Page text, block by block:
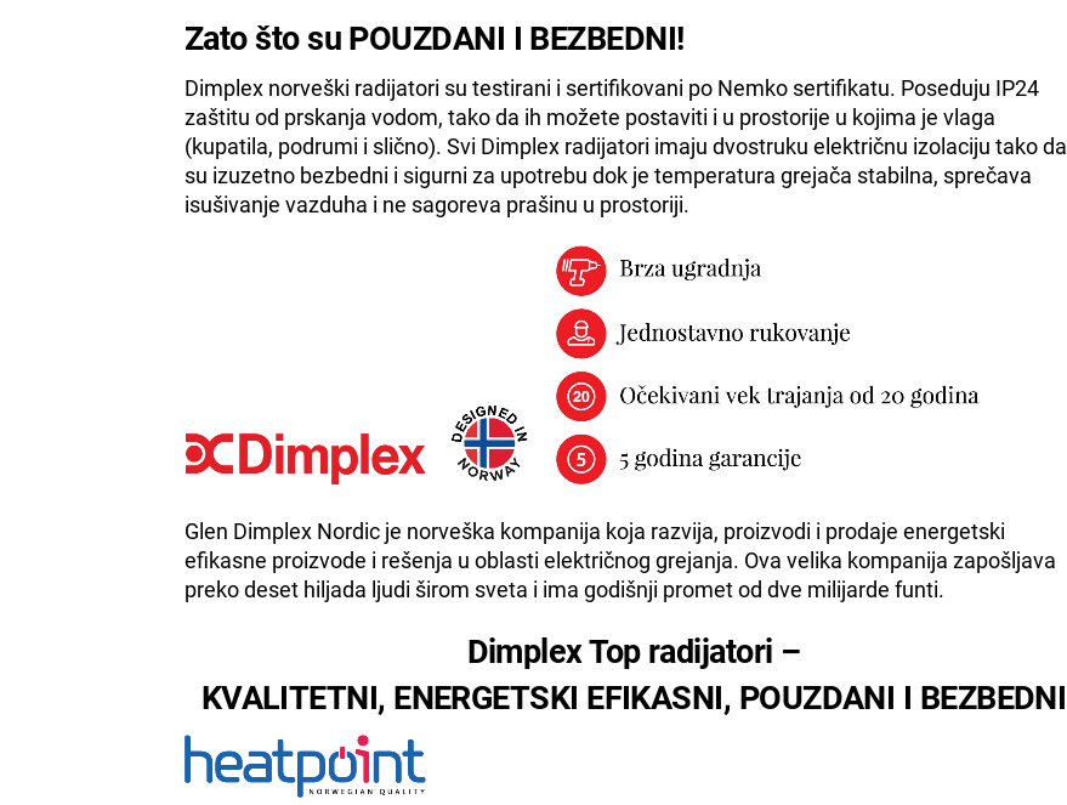
Zato što su POUZDANI I BEZBEDNI!
Dimplex norveški radijatori su testirani i sertifikovani po Nemko sertifikatu. Poseduju IP24
zaštitu od prskanja vodom, tako da ih možete postaviti i u prostorije u kojima je vlaga
(kupatila, podrumi i slično). Svi Dimplex radijatori imaju dvostruku električnu izolaciju tako da
su izuzetno bezbedni i sigurni za upotrebu dok je temperatura grejača stabilna, sprečava
isušivanje vazduha i ne sagoreva prašinu u prostoriji.
Glen Dimplex Nordic je norveška kompanija koja razvija, proizvodi i prodaje energetski
efikasne proizvode i rešenja u oblasti električnog grejanja. Ova velika kompanija zapošljava
preko deset hiljada ljudi širom sveta i ima godišnji promet od dve milijarde funti.
Dimplex Top radijatori –
KVALITETNI, ENERGETSKI EFIKASNI, POUZDANI I BEZBEDNI